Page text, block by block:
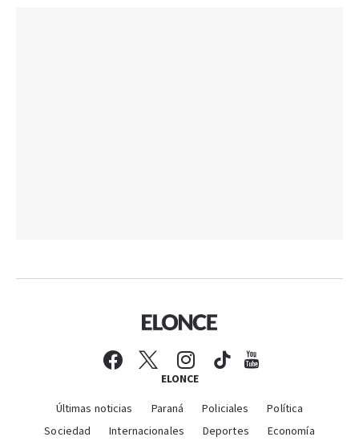
ELONCE
Últimas noticias Paraná Policiales
Política
Sociedad
Internacionales Deportes Economía